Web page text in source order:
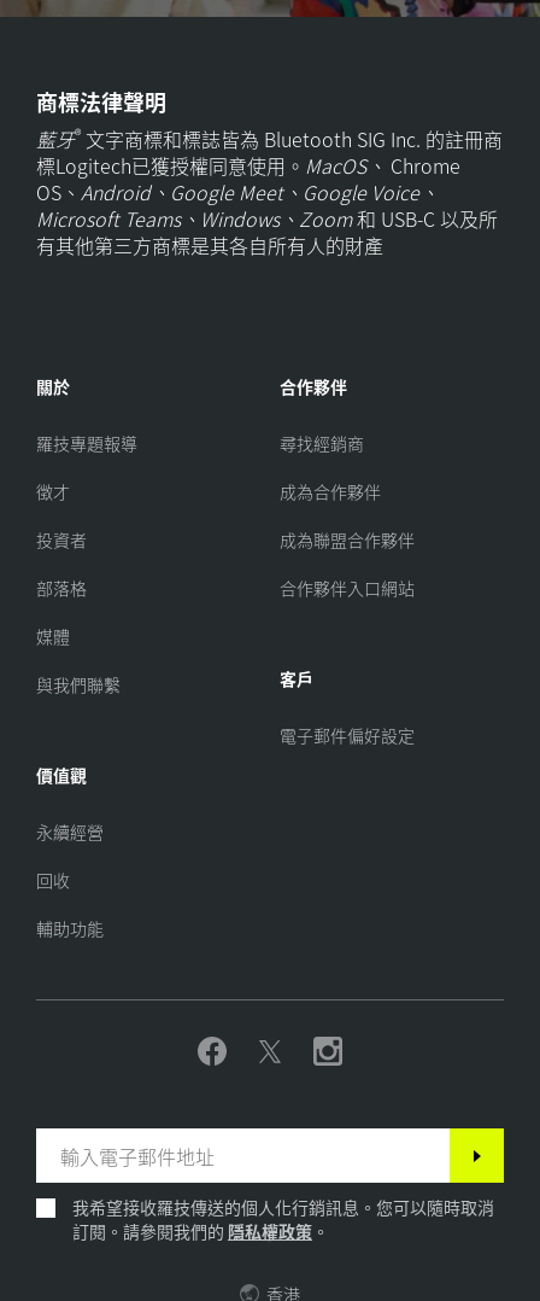
商標法律聲明
藍牙® 文字商標和標誌皆為 Bluetooth SIG Inc. 的註冊商
標Logitech已獲授權同意使用。 MacOS、 Chrome
OS、 Android、Google Meet、Google Voice、
Microsoft Teams、Windows、Zoom和 USB-C 以及所
有其他第三方商標是其各自所有人的財產
關於
羅技專題報導
徵才
投資者
部落格
媒體
與我們聯繫
價值觀
永續經營
回收
輔助功能
合作夥伴
尋找經銷商
成為合作夥伴
成為聯盟合作夥伴
合作夥伴入口網站
客戶
電子郵件偏好設定
我希望接收羅技傳送的個人化行銷訊息。您可以隨時取消
訂閱。請參閱我們的 隱私權政策 。
香港